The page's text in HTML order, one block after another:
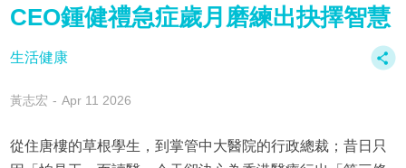
CEO鍾健禮急症歲月磨練出抉擇智慧
生活健康
黃志宏 Apr 11 2026
從住唐樓的草根學生，到掌管中大醫院的行政總裁；昔日只